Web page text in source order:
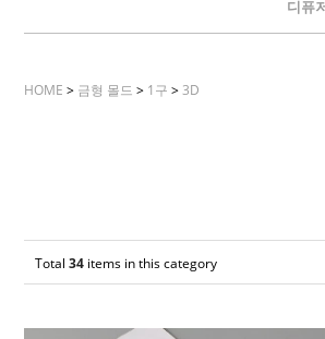
디퓨
HOME > 금형 몰드 > 1구 >3D
Total 34 items in this category